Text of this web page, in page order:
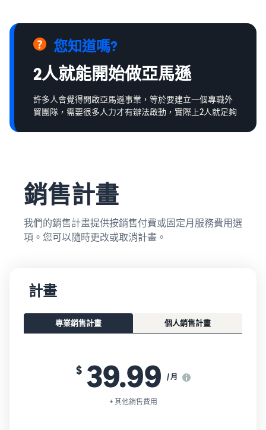
您知道嗎?
2人就能開始做亞馬遜
許多人會覺得開啟亞馬遜事業，等於要建立一個專職外
貿團隊，需要很多人力才有辦法啟動，實際上2人就足夠
銷售計畫
我們的銷售計畫提供按銷售付費或固定月服務費用選
項。您可以隨時更改或取消計畫。
計畫
專業銷售計畫 個人銷售計畫
$ 39.99 / 月
+ 其他銷售費用